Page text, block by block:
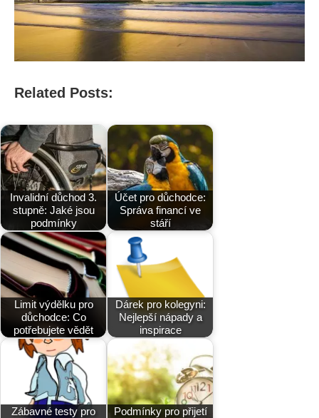
Related Posts:
Invalidní důchod 3.
stupně: Jaké jsou
podmínky
Účet pro důchodce:
Správa financí ve
stáří
Limit výdělku pro
důchodce: Co
potřebujete vědět
Dárek pro kolegyni:
Nejlepší nápady a
inspirace
Zábavné testy pro
Podmínky pro přijetí